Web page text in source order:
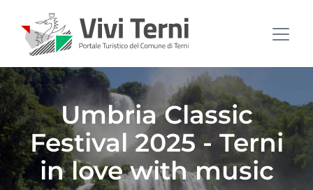
Umbria Classic
Festival 2025 - Terni
in love with music